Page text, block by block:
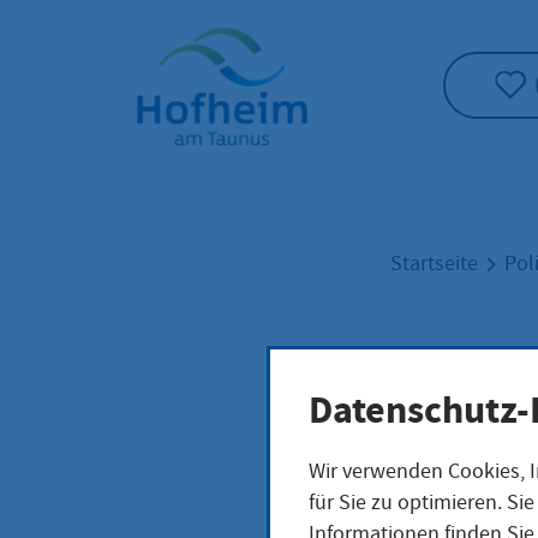
Startseite"
Startseite
Bei
Wir verwenden
für Sie zu optimieren.